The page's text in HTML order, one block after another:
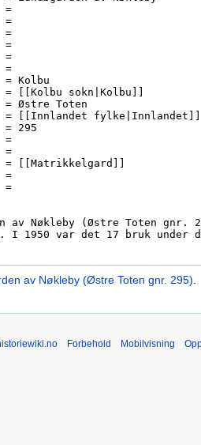
av Nøkleby (Østre Toten gnr. 295).
Forbehold Mobilvisning